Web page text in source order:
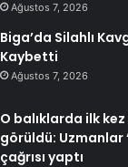
Ağustos 7, 2026
Biga’da Silahlı
Kaybetti
Ağustos 7, 2026
O balıklarda ilk
görüldü: Uzmanlar
çağrısı yaptı